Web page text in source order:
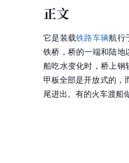
正文
它是装载铁路车辆航行
铁桥，桥的一端和陆地
船吃水变化时，桥上钢
甲板全部是开放式的，
尾进出。有的火车渡船